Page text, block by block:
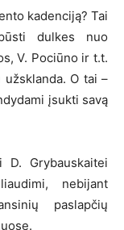
kadenciją? Tai
dulkes nuo
V. Pociūno ir t.t.
O tai –
įsukti savą
Grybauskaitei
nebijant
paslapčių